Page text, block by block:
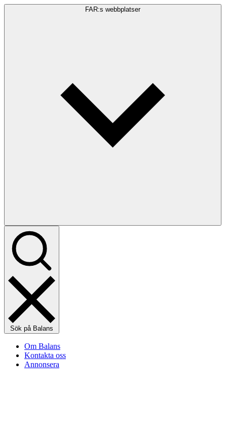
FAR:s webbplatser
Sök på Balans
Om Balans
Kontakta oss
Annonsera